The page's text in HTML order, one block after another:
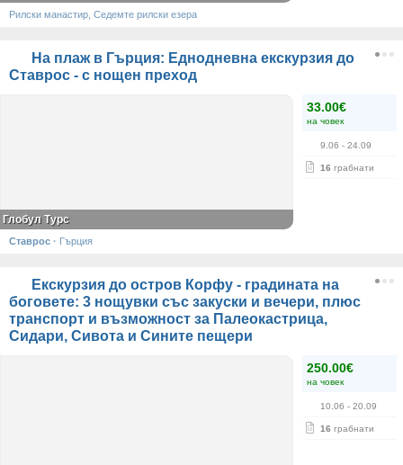
Рилски манастир, Седемте рилски езера
На плаж в Гърция: Еднодневна екскурзия до
Ставрос - с нощен преход
33.00€
на човек
9.06 - 24.09
16 грабнати
Глобул Турс
Ставрос · Гърция
Екскурзия до остров Корфу - градината на
боговете: 3 нощувки със закуски и вечери, плюс
транспорт и възможност за Палеокастрица,
Сидари, Сивота и Сините пещери
250.00€
на човек
10.06 - 20.09
16 грабнати